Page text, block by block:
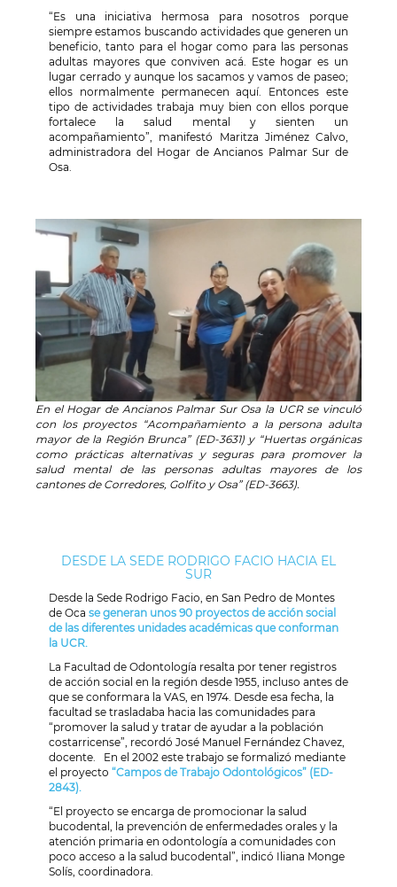
“Es una iniciativa hermosa para nosotros porque
siempre estamos buscando actividades que generen un
beneficio, tanto para el hogar como para las personas
adultas mayores que conviven acá. Este hogar es un
lugar cerrado y aunque los sacamos y vamos de paseo;
ellos normalmente permanecen aquí. Entonces este
tipo de actividades trabaja muy bien con ellos porque
fortalece la salud mental y sienten un
acompañamiento”, manifestó Maritza Jiménez Calvo,
administradora del Hogar de Ancianos Palmar Sur de
Osa.
En el Hogar de Ancianos Palmar Sur Osa la UCR se vinculó
con los proyectos “Acompañamiento a la persona adulta
mayor de la Región Brunca” (ED-3631) y “Huertas orgánicas
como prácticas alternativas y seguras para promover la
salud mental de las personas adultas mayores de los
cantones de Corredores, Golfito y Osa” (ED-3663).
DESDE LA SEDE RODRIGO FACIO HACIA EL
SUR
Desde la Sede Rodrigo Facio, en San Pedro de Montes
de Oca se generan unos 90 proyectos de acción social
de las diferentes unidades académicas que conforman
la UCR.
La Facultad de Odontología resalta por tener registros
de acción social en la región desde 1955, incluso antes de
que se conformara la VAS, en 1974. Desde esa fecha, la
facultad se trasladaba hacia las comunidades para
“promover la salud y tratar de ayudar a la población
costarricense”, recordó José Manuel Fernández Chavez,
docente. En el 2002 este trabajo se formalizó mediante
el proyecto “Campos de Trabajo Odontológicos” (ED-
2843).
“El proyecto se encarga de promocionar la salud
bucodental, la prevención de enfermedades orales y la
atención primaria en odontología a comunidades con
poco acceso a la salud bucodental”, indicó Iliana Monge
Solís, coordinadora.